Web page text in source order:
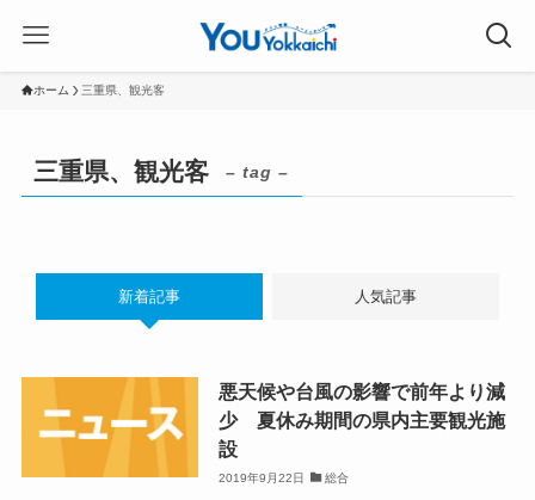
ホーム 三重県、観光客
三重県、観光客 – tag –
新着記事 人気記事
悪天候や台風の影響で前年より減
少 夏休み期間の県内主要観光施
設
2019年9月22日 総合